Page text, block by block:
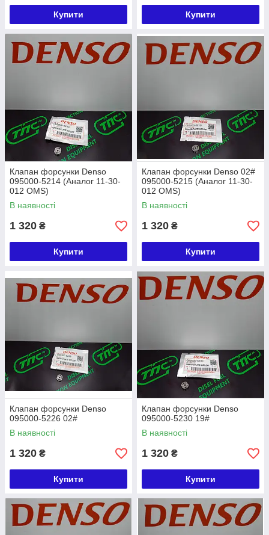
Купити Купити
Клапан форсунки Denso
095000-5214 (Аналог 11-30-
012 OMS)
В наявності
1 320 ₴
Купити
Клапан форсунки Denso 02#
095000-5215 (Аналог 11-30-
012 OMS)
В наявності
1 320 ₴
Купити
Клапан форсунки Denso
095000-5226 02#
В наявності
1 320 ₴
Купити
Клапан форсунки Denso
095000-5230 19#
В наявності
1 320 ₴
Купити